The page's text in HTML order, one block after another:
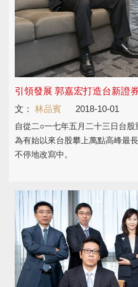
引領發展 郭嘉宏打造台新證
文： 林品賓 2018-10-01
自從二○一七年五月二十三日台
為有始以來台股攀上萬點高峰最
不停地改寫中。